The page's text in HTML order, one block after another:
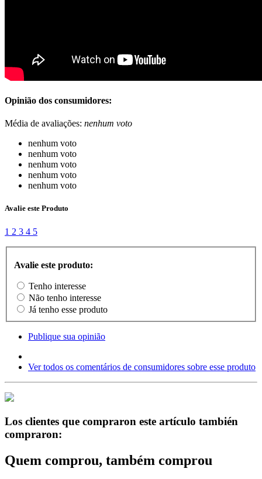
Opinião dos consumidores:
Média de avaliações: nenhum voto
nenhum voto
nenhum voto
nenhum voto
nenhum voto
nenhum voto
Avalie este Produto
1 2 3 4 5
Avalie este produto:
Tenho interesse
Não tenho interesse
Já tenho esse produto
Publique sua opinião
Ver todos os comentários de consumidores sobre esse produto
Los clientes que compraron este artículo también
compraron:
Quem comprou, também comprou